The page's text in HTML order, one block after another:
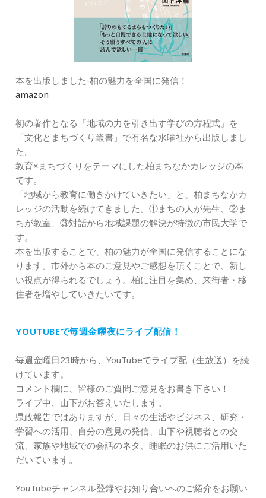
本を出版しました‐柏の魅力を全国に発信！
amazon
初の著作となる『地域の力を引き出す学びの方程式』を
「文化とまちづくり叢書」で有名な水曜社から出版しまし
た。
教育×まちづくりをテーマにした柏まちなかカレッジの本
です。
「地域から教育に働きかけていきたい」と、柏まちなかカ
レッジの活動を続けてきました。①まちの人が先生、②ま
ちが教室、③対話から地域課題の解決が特徴の市民大学で
す。
本を出版することで、柏の魅力が全国に発信することにな
ります。市外から本のご意見やご感想を頂くことで、新し
い視点が得られるでしょう。柏に注目を集め、来街者・移
住者を増やしていきたいです。
YOUTUBEで毎週金曜夜にライブ配信！
毎週金曜日23時から、YouTubeでライブ配（生放送）を続
けています。
コメント欄に、皆様のご質問ご意見をお書き下さい！
ライブ中、山下がお答えいたします。
県政報告ではありますが、日々の生活やビジネス、研究・
学習への活用、自分の意見の発信、山下や視聴者との交
流、家族や地域での会話のネタ、睡眠のお供にご活用いた
だいています。
YouTubeチャンネル登録やお知り合いへのご紹介をお願い